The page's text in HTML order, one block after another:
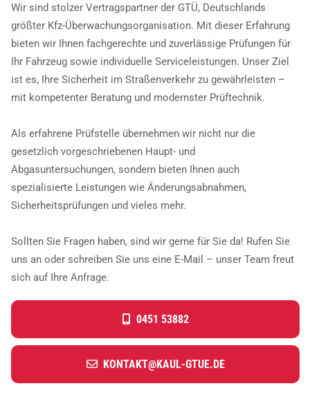
M
E
N
B
I
M
I
G
E
E
Wir sind stolzer Vertragspartner der GTÜ, Deutschlands
größter Kfz-Überwachungsorganisation. Mit dieser Erfahrung
bieten wir Ihnen fachgerechte und zuverlässige Prüfungen für
Ihr Fahrzeug sowie individuelle Serviceleistungen. Unser Ziel
ist es, Ihre Sicherheit im Straßenverkehr zu gewährleisten –
mit kompetenter Beratung und modernster Prüftechnik.
Als erfahrene Prüfstelle übernehmen wir nicht nur die
gesetzlich vorgeschriebenen Haupt- und
Abgasuntersuchungen, sondern bieten Ihnen auch
spezialisierte Leistungen wie Änderungsabnahmen,
Sicherheitsprüfungen und vieles mehr.
Sollten Sie Fragen haben, sind wir gerne für Sie da! Rufen Sie
uns an oder schreiben Sie uns eine E-Mail – unser Team freut
sich auf Ihre Anfrage.
0451 53882
KONTAKT@KAUL-GTUE.DE